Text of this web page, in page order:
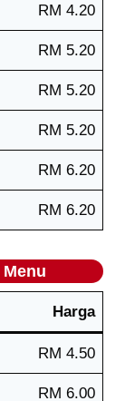
RM 4.20
RM 5.20
RM 5.20
RM 5.20
RM 6.20
RM 6.20
Menu
Harga
RM 4.50
RM 6.00